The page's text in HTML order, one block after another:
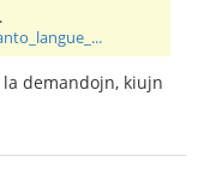
demandojn, kiujn